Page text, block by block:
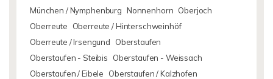
München / Nymphenburg Nonnenhorn Oberjoch
Oberreute
Oberreute / Hinterschweinhöf
Oberreute / Irsengund
Oberstaufen
Oberstaufen - Steibis
Oberstaufen - Weissach
Oberstaufen / Eibele
Oberstaufen / Kalzhofen